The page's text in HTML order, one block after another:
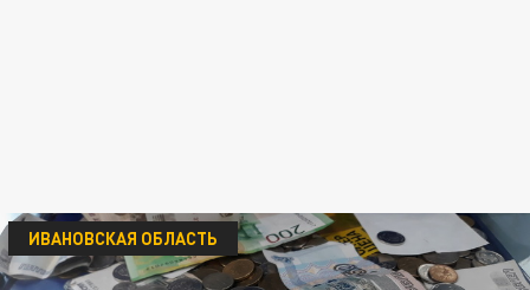
ИВАНОВСКАЯ ОБЛАСТЬ